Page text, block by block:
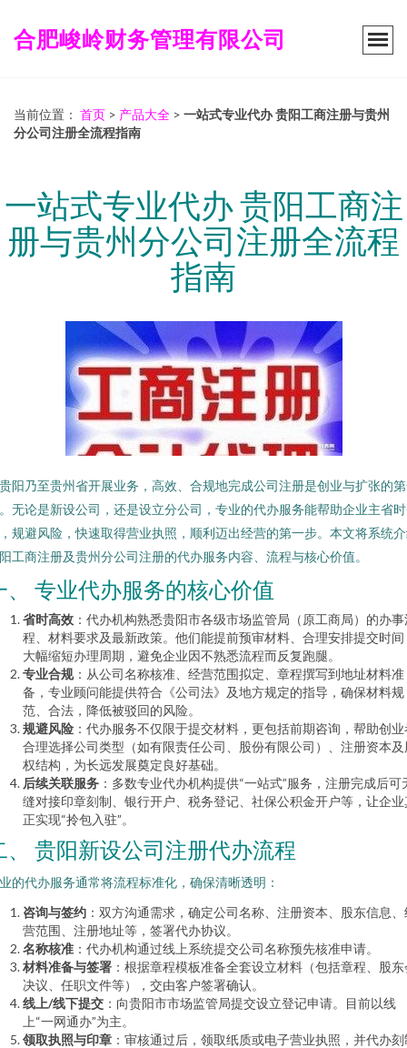
合肥峻岭财务管理有限公司
当前位置： 首页 > 产品大全 > 一站式专业代办 贵阳工商注册与贵州
分公司注册全流程指南
一站式专业代办 贵阳工商注
册与贵州分公司注册全流程
指南
阳乃至贵州省开展业务，高效、合规地完成公司注册是创业与扩张的
无论是新设公司，还是设立分公司，专业的代办服务能帮助企业主省
规避风险，快速取得营业执照，顺利迈出经营的第一步。本文将系统
工商注册及贵州分公司注册的代办服务内容、流程与核心价值。
、 专业代办服务的核心价值
省时高效 ：代办机构熟悉贵阳市各级市场监管局（原工商局）的办事
程、材料要求及最新政策。他们能提前预审材料、合理安排提交时间
大幅缩短办理周期，避免企业因不熟悉流程而反复跑腿。
专业合规：从公司名称核准、经营范围拟定、章程撰写到地址材料准
备，专业顾问能提供符合《公司法》及地方规定的指导，确保材料规
范、合法，降低被驳回的风险。
规避风险 ：代办服务不仅限于提交材料，更包括前期咨询，帮助创业
合理选择公司类型（如有限责任公司、股份有限公司）、注册资本及
权结构，为长远发展奠定良好基础。
后续关联服务 ：多数专业代办机构提供“一站式”服务，注册完成后可
缝对接印章刻制、银行开户、税务登记、社保公积金开户等，让企业
正实现“拎包入驻”。
、 贵阳新设公司注册代办流程
的代办服务通常将流程标准化，确保清晰透明：
咨询与签约 ：双方沟通需求，确定公司名称、注册资本、股东信息、
营范围、注册地址等，签署代办协议。
名称核准 ：代办机构通过线上系统提交公司名称预先核准申请。
材料准备与签署 ：根据章程模板准备全套设立材料（包括章程、股东
决议、任职文件等），交由客户签署确认。
线上/线下提交 ：向贵阳市市场监管局提交设立登记申请。目前以线
上“一网通办”为主。
领取执照与印章 ：审核通过后，领取纸质或电子营业执照，并代办刻